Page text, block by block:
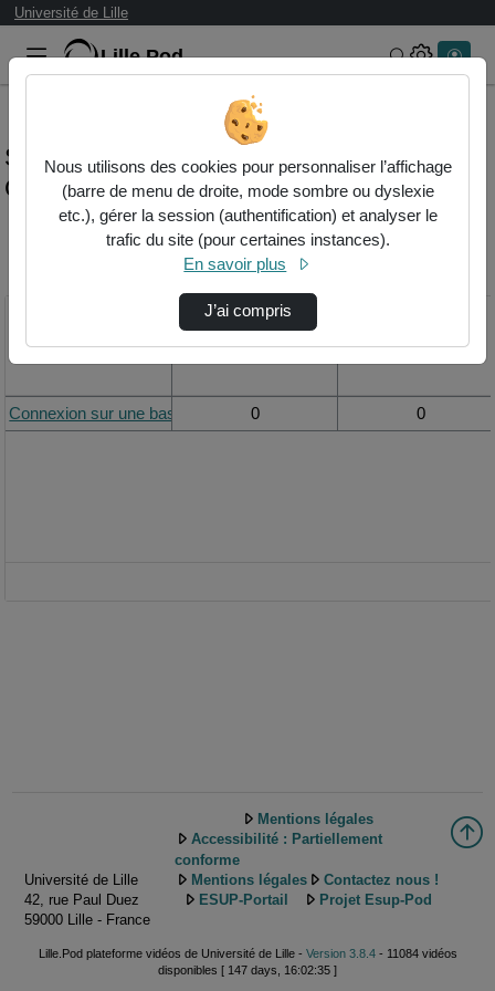
Université de Lille
Lille.Pod Rechercher
Statistiques de visualisation de la vidéo
Connexion sur une base ecorpus
Modifier la période de
Vue de la journée
Connexion sur une base eCorpus0 0
Université de Lille
42, rue Paul Duez
59000 Lille - France
Mentions légales
Accessibilité : Partiellement
conforme
Mentions légales
Contactez nous !
ESUP-Portail
Projet Esup-Pod
Lille.Pod plateforme vidéos de Université de Lille - Version 3.8.4- 11084 vidéos
disponibles [ 147 days, 16:02:35 ]
Nous utilisons des cookies pour personnaliser l’affichage
(barre de menu de droite, mode sombre ou dyslexie
etc.), gérer la session (authentification) et analyser le
trafic du site (pour certaines instances).
En savoir plus
J’ai compris